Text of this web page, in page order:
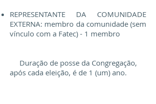
REPRESENTANTE DA COMUNIDADE
EXTERNA: membro da comunidade (sem
vínculo com a Fatec) - 1 membro
Duração de posse da Congregação,
após cada eleição, é de 1 (um) ano.